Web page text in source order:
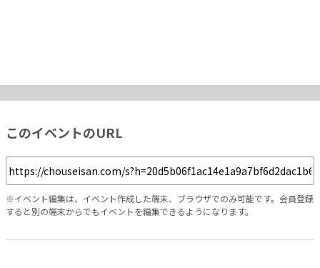
このイベントのURL
※イベント編集は、イベント作成した端末、ブラウザでのみ可能です。会員登録
すると別の端末からでもイベントを編集できるようになります。